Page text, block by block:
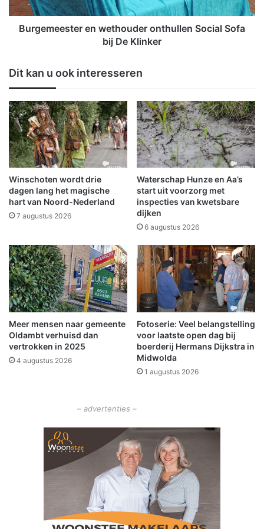
v
a
g
a
v
o
n
d
o
f
f
i
c
e
l
g
e
o
p
e
n
d
e
s
n
w
e
t
h
o
u
d
e
r
o
n
u
l
l
e
n
S
o
c
i
a
Burgemeester en wethouder onthullen Social Sofa
bij De Klinker
Dit kan u ook interesseren
Winschoten wordt drie
dagen lang het magische
hart van Noord-Nederland
7 augustus 2026
Waterschap Hunze en Aa’s
start uit voorzorg met
inspecties van kwetsbare
dijken
6 augustus 2026
Meer mensen naar gemeente
Oldambt verhuisd dan
vertrokken in 2025
4 augustus 2026
Fotoserie: Veel belangstelling
voor laatste open dag bij
boerderij Hermans Dijkstra in
Midwolda
1 augustus 2026
– advertenties –